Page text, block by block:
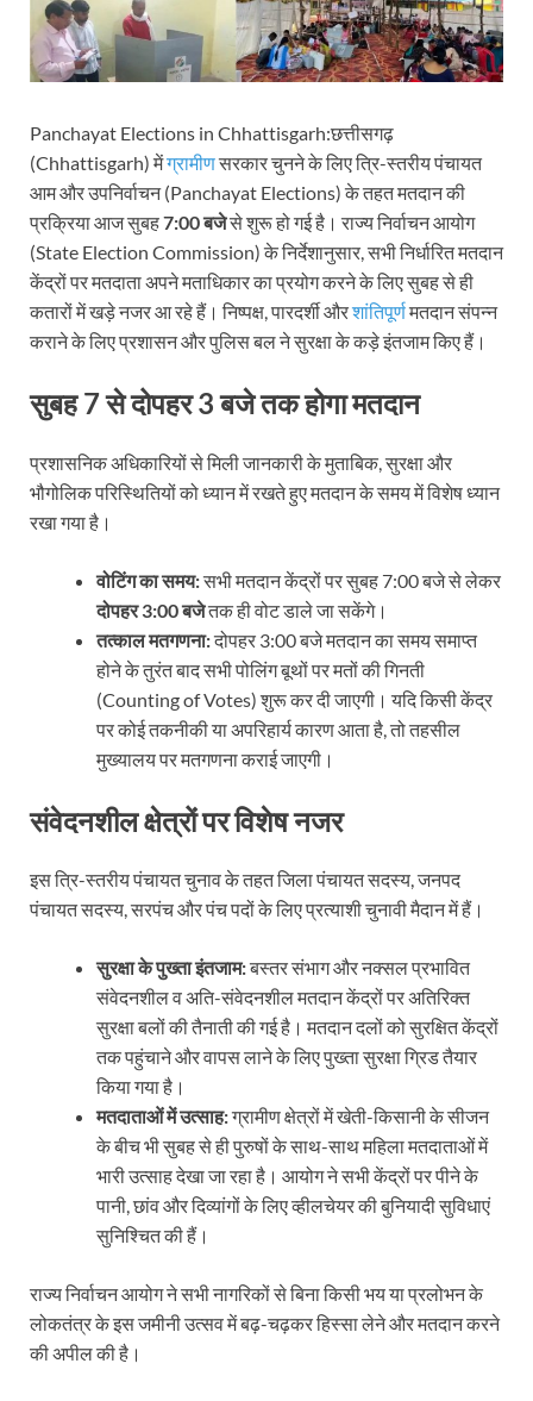
Panchayat Elections in Chhattisgarh:छत्तीसगढ़
(Chhattisgarh) मेंग्रामीणसरकार चुनने के लिए त्रि-स्तरीय पंचायत
आम और उपनिर्वाचन (Panchayat Elections) के तहत मतदान की
प्रक्रिया आज सुबह7:00 बजेसे शुरू हो गई है। राज्य निर्वाचन आयोग
(State Election Commission) के निर्देशानुसार, सभी निर्धारित मतदान
केंद्रों पर मतदाता अपने मताधिकार का प्रयोग करने के लिए सुबह से ही
कतारों में खड़े नजर आ रहे हैं। निष्पक्ष, पारदर्शी औरशांतिपूर्णमतदान संपन्न
कराने के लिए प्रशासन और पुलिस बल ने सुरक्षा के कड़े इंतजाम किए हैं।
सुबह 7 से दोपहर 3 बजे तक होगा मतदान
प्रशासनिक अधिकारियों से मिली जानकारी के मुताबिक, सुरक्षा और
भौगोलिक परिस्थितियों को ध्यान में रखते हुए मतदान के समय में विशेष ध्यान
रखा गया है।
वोटिंग का समय:सभी मतदान केंद्रों पर सुबह 7:00 बजे से लेकर
दोपहर 3:00 बजेतक ही वोट डाले जा सकेंगे।
तत्काल मतगणना:दोपहर 3:00 बजे मतदान का समय समाप्त
होने के तुरंत बाद सभी पोलिंग बूथों पर मतों की गिनती
(Counting of Votes) शुरू कर दी जाएगी। यदि किसी केंद्र
पर कोई तकनीकी या अपरिहार्य कारण आता है, तो तहसील
मुख्यालय पर मतगणना कराई जाएगी।
संवेदनशील क्षेत्रों पर विशेष नजर
इस त्रि-स्तरीय पंचायत चुनाव के तहत जिला पंचायत सदस्य, जनपद
पंचायत सदस्य, सरपंच और पंच पदों के लिए प्रत्याशी चुनावी मैदान में हैं।
सुरक्षा के पुख्ता इंतजाम:बस्तर संभाग और नक्सल प्रभावित
संवेदनशील व अति-संवेदनशील मतदान केंद्रों पर अतिरिक्त
सुरक्षा बलों की तैनाती की गई है। मतदान दलों को सुरक्षित केंद्रों
तक पहुंचाने और वापस लाने के लिए पुख्ता सुरक्षा ग्रिड तैयार
किया गया है।
मतदाताओं में उत्साह:ग्रामीण क्षेत्रों में खेती-किसानी के सीजन
के बीच भी सुबह से ही पुरुषों के साथ-साथ महिला मतदाताओं में
भारी उत्साह देखा जा रहा है। आयोग ने सभी केंद्रों पर पीने के
पानी, छांव और दिव्यांगों के लिए व्हीलचेयर की बुनियादी सुविधाएं
सुनिश्चित की हैं।
राज्य निर्वाचन आयोग ने सभी नागरिकों से बिना किसी भय या प्रलोभन के
लोकतंत्र के इस जमीनी उत्सव में बढ़-चढ़कर हिस्सा लेने और मतदान करने
की अपील की है।